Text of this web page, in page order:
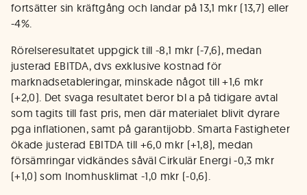
fortsätter sin kräftgång och landar på 13,1 mkr (13,7) eller
-4%.
Rörelseresultatet uppgick till -8,1 mkr (-7,6), medan
justerad EBITDA, dvs exklusive kostnad för
marknadsetableringar, minskade något till +1,6 mkr
(+2,0). Det svaga resultatet beror bl a på tidigare avtal
som tagits till fast pris, men där materialet blivit dyrare
pga inflationen, samt på garantijobb. Smarta Fastigheter
ökade justerad EBITDA till +6,0 mkr (+1,8), medan
försämringar vidkändes såväl Cirkulär Energi -0,3 mkr
(+1,0) som Inomhusklimat -1,0 mkr (-0,6).